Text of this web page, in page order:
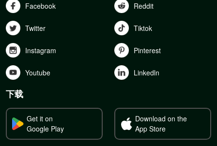
Facebook Reddit
Twitter Tiktok
Instagram Pinterest
Youtube Linkedln
下载
Get it on
Google Play
Download on the
App Store